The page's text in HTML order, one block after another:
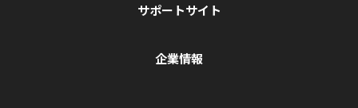
サポートサイト
企業情報